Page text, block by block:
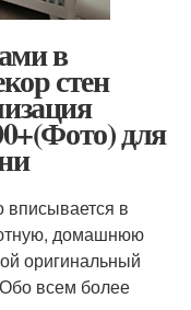
в
стен
для
вписывается в
домашнюю
оригинальный
всем более